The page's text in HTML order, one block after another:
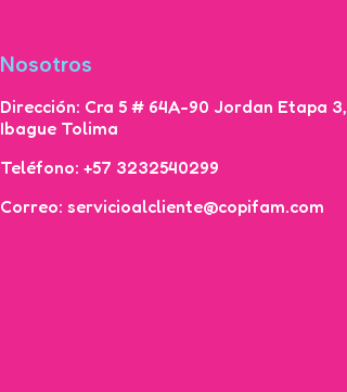
Nosotros
Dirección: Cra 5 # 64A-90 Jordan Etapa 3,
Ibague Tolima
Teléfono: +57 3232540299
Correo: servicioalcliente@copifam.com